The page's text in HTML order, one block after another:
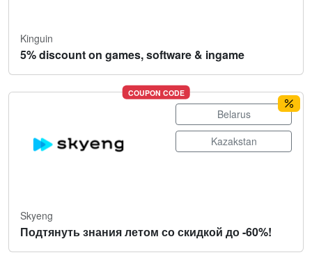
Kinguin
5% discount on games, software & ingame
COUPON CODE
Belarus
Kazakstan
Skyeng
Подтянуть знания летом со скидкой до -60%!